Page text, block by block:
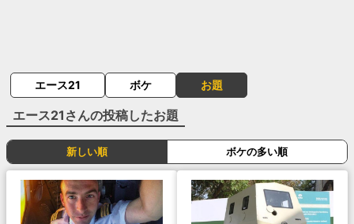
エース21 ボケ お題
エース21 さんの投稿したお題
新しい順 ボケの多い順